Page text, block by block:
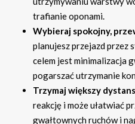
trafianie oponami.
Wybieraj spokojny,
planujesz przejazd przez
celem jest minimalizacja
pogarszać utrzymanie
Trzymaj większy
reakcję i może ułatwiać
gwałtownych ruchów i